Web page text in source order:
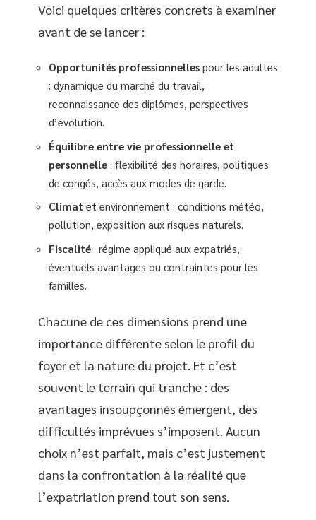
Voici quelques critères concrets à examiner
avant de se lancer :
Opportunités professionnelles pour les adultes
: dynamique du marché du travail,
reconnaissance des diplômes, perspectives
d’évolution.
Équilibre entre vie professionnelle et
personnelle : flexibilité des horaires, politiques
de congés, accès aux modes de garde.
Climat et environnement : conditions météo,
pollution, exposition aux risques naturels.
Fiscalité : régime appliqué aux expatriés,
éventuels avantages ou contraintes pour les
familles.
Chacune de ces dimensions prend une
importance différente selon le profil du
foyer et la nature du projet. Et c’est
souvent le terrain qui tranche : des
avantages insoupçonnés émergent, des
difficultés imprévues s’imposent. Aucun
choix n’est parfait, mais c’est justement
dans la confrontation à la réalité que
l’expatriation prend tout son sens.